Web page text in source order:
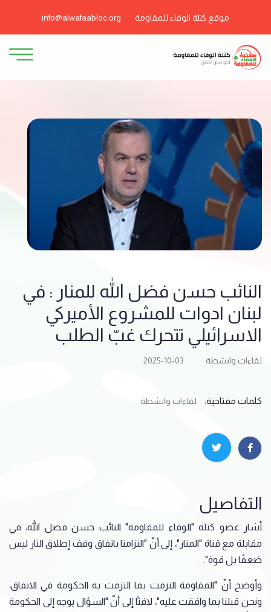
موقع كتلة الوفاء للمقاومة info@alwafaabloc.org
النائب حسن فضل الله للمنار : في
لبنان ادوات للمشروع الأميركي
الاسرائيلي تتحرك غبّ الطلب
لقاءات وانشطة 2025-10-03
كلمات مفتاحية: لقاءات وانشطة
التفاصيل
أشار عضو كتلة "الوفاء للمقاومة" النائب ​حسن فضل الله​، في
مقابلة مع قناة "المنار"، إلى أنّ "التزامنا باتفاق وقف إطلاق النار ليس
ضعفًا بل قوة".
وأوضح أنّ "المقاومة التزمت بما التزمت به الحكومة في الاتفاق،
ونحن قبلنا بما وافقت عليه"، لافتًا إلى أنّ "السؤال يوجه إلى الحكومة